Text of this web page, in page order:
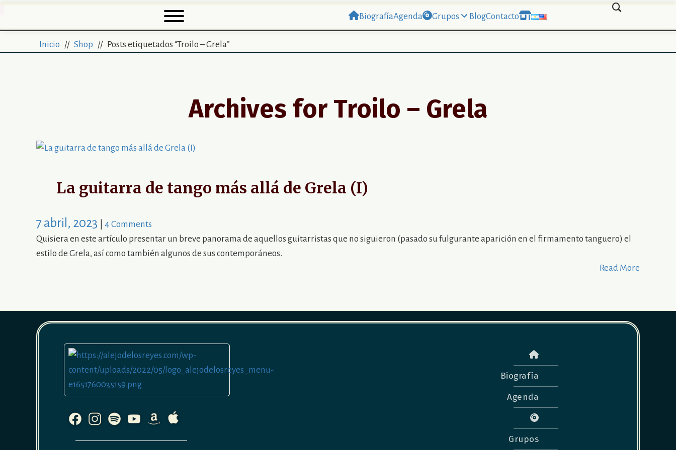
BiografíaAgenda Grupos BlogContacto
Inicio // Shop // Posts etiquetados “Troilo – Grela”
Archives for Troilo – Grela
La guitarra de tango más allá de Grela (I)
7 abril, 2023
4 Comments
Quisiera en este artículo presentar un breve panorama de aquellos guitarristas que no siguieron (pasado su fulgurante aparición en el firmamento tanguero) el
estilo de Grela, así como también algunos de sus contemporáneos.
Read More
Biografía
Agenda
Grupos